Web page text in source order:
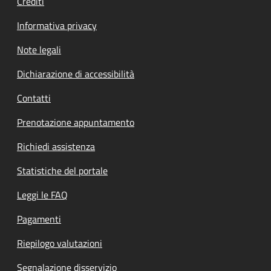
Informativa privacy
Note legali
Dichiarazione di accessibilità
Contatti
Prenotazione appuntamento
Richiedi assistenza
Statistiche del portale
Leggi le FAQ
Pagamenti
Riepilogo valutazioni
Segnalazione disservizio